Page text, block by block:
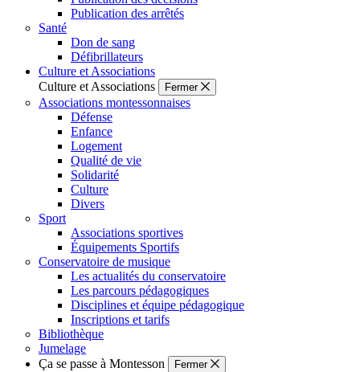
Publication des arrêtés
Santé
Don de sang
Défibrillateurs
Culture et Associations
Culture et Associations
Fermer
Associations montessonnaises
Défense
Enfance
Logement
Qualité de vie
Solidarité
Culture
Divers
Sport
Associations sportives
Équipements Sportifs
Conservatoire de musique
Les actualités du conservatoire
Les parcours pédagogiques
Disciplines et équipe pédagogique
Inscriptions et tarifs
Bibliothèque
Jumelage
Ça se passe à Montesson
Fermer